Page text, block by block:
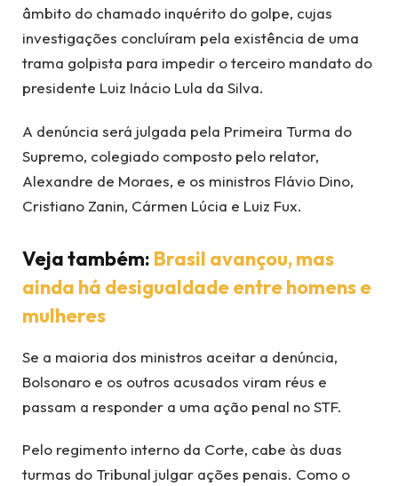
âmbito do chamado inquérito do golpe, cujas
investigações concluíram pela existência de uma
trama golpista para impedir o terceiro mandato do
presidente Luiz Inácio Lula da Silva.
A denúncia será julgada pela Primeira Turma do
Supremo, colegiado composto pelo relator,
Alexandre de Moraes, e os ministros Flávio Dino,
Cristiano Zanin, Cármen Lúcia e Luiz Fux.
Veja também: Brasil avançou, mas
ainda há desigualdade entre homens e
mulheres
Se a maioria dos ministros aceitar a denúncia,
Bolsonaro e os outros acusados viram réus e
passam a responder a uma ação penal no STF.
Pelo regimento interno da Corte, cabe às duas
turmas do Tribunal julgar ações penais. Como o